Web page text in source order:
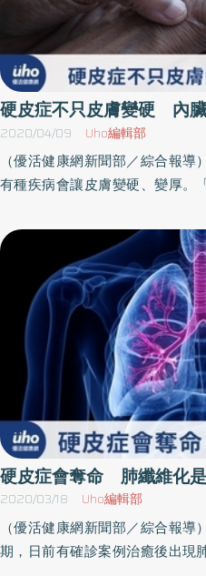
因百百種，最常見的慢性咳嗽
喘等，對於慢性咳嗽的患者而
解釋，多數胸腔疾病若侵犯到呼
現患者的症狀沒改善時，也會協
檢查，呼籲民眾避免頻繁更換醫
民眾也可以用「321口訣」檢
狀」，症狀是否持續「2個月」
「第1時間」到胸腔內科做進一步
響皮膚範圍更廣，連肺部等內
述這名患者早在 30 幾歲就確
象，卻排斥治療，使得肺部問題
化，不僅無法繼續在大學擔任行
戴氧氣罩並以輪椅代步，生活苦
影響肺部而導致間質性肺病引發
發症，更是患者死亡的主因。
常的氣體交換，導致肺功能下降
乾咳、喘、累症狀逾 1 個月，應
三大徵兆：乾咳、喘、累；若發
維持過往的運動量，或容易喘、
透過肺部聽診、利用肺功能檢測
以及肺部高解析度的電腦斷層掃
之肺纖維化 已有藥物可治療 陳
肺病雖是硬皮症的致死主因，但
有纖維化，現階段已有針對硬皮
患者積極治療可望減緩症狀，並
通過健保給付，嘉惠更多受硬皮
持良好的生活品質。
硬皮症不只皮膚變硬 內
2020/04/09 Uho編輯部
（優活健康網新聞部／綜合報
有種疾病會讓皮膚變硬、變厚。
症」的俗稱，近年來世界各地案
歲，女性為男性之3-4倍，台灣
者可能有「雷諾氏現象（
現手指浮腫、皮膚變硬，心臟、
若未及早治療，很可能演變成心
保將硬皮症列為重大傷病。一般
進行性硬化症患者的小動脈內
化，使小動脈管腔窄縮，造成組
產生多量膠質纖維，沉積於表
硬，內臟器官也會受損。硬皮症
硬皮症患者表皮硬化部位及範圍
極大的關聯。因此，依據皮膚
慢，將全身進行性硬化症分為
及「局部型全身進行性硬化症」
兩種型態各有不同的自體抗體，
硬皮症會奪命 肺纖維化
2020/03/18 Uho編輯部
（優活健康網新聞部／綜合報
期，日前有確診案例治癒後出現